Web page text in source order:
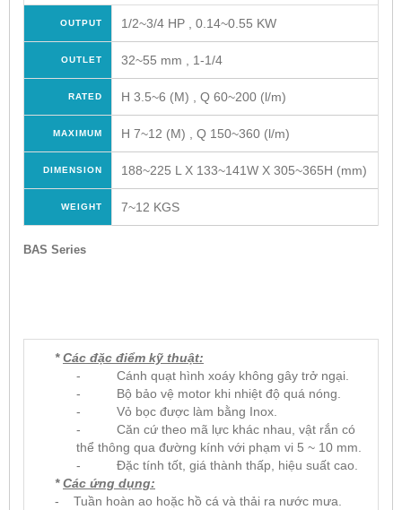
OUTPUT 1/2~3/4 HP , 0.14~0.55 KW
OUTLET 32~55 mm , 1-1/4
RATED H 3.5~6 (M) , Q 60~200 (l/m)
MAXIMUM H 7~12 (M) , Q 150~360 (l/m)
DIMENSION 188~225 L X 133~141W X 305~365H (mm)
WEIGHT 7~12 KGS
BAS Series
*Các đặc điểm kỹ thuật:
- Cánh quạt hình xoáy không gây trở ngại.
- Bộ bảo vệ motor khi nhiệt độ quá nóng.
- Vỏ bọc được làm bằng Inox.
- Căn cứ theo mã lực khác nhau, vật rắn có
thể thông qua đường kính với phạm vi 5 ~ 10 mm.
- Đặc tính tốt, giá thành thấp, hiệu suất cao.
*Các ứng dụng:
- Tuần hoàn ao hoặc hồ cá và thải ra nước mưa.